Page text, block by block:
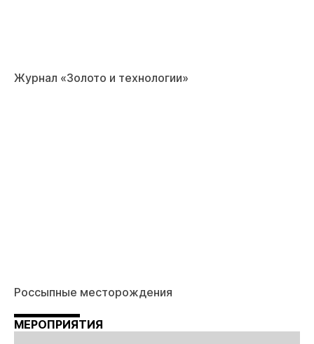
Журнал «Золото и технологии»
Россыпные месторождения
МЕРОПРИЯТИЯ